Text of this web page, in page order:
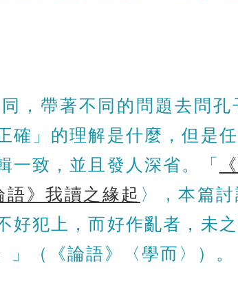
，帶著不同的問題去問孔
確」的理解是什麼，但是
一致，並且發人深省。「
》我讀之緣起 〉，本篇
好犯上，而好作亂者，未
（《論語》〈學而〉）。